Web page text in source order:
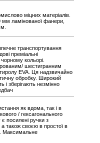
міцних матеріалів.
мм ламінованої фанери,
транспортування
преміальні
кольорі.
шестигранним
EVA. Ця надзвичайно
обробку. Широкий
і зберігають незмінно
як вдома, так і в
/ гексагонального
посилені ручки з
також своєю в простої в
Максимальне